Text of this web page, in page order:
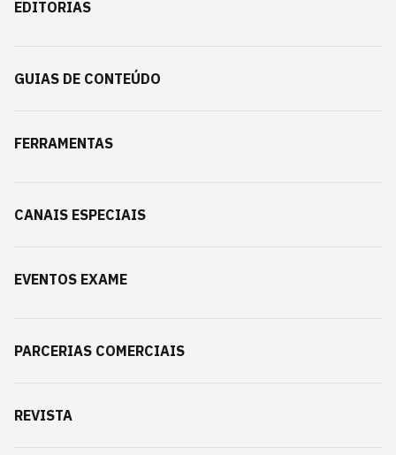
EDITORIAS
GUIAS DE CONTEÚDO
FERRAMENTAS
CANAIS ESPECIAIS
EVENTOS EXAME
PARCERIAS COMERCIAIS
REVISTA